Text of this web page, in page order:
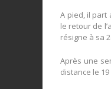
A pied, il part
le retour de
résigne à sa
Après une
distance le 19